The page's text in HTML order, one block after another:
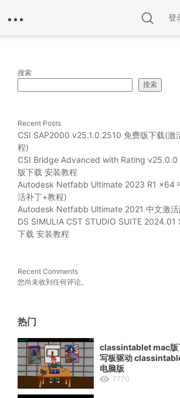
登
搜索
搜索
Recent Posts
CSI SAP2000 v25.1.0.2510 免费版下载(激
程)
CSI Bridge Advanced with Rating v25.0.0
版下载 安装教程
Autodesk Netfabb Ultimate 2023 R1 x64
活补丁+教程)
Autodesk Netfabb Ultimate 2021 中文激活
DS SIMULIA CST STUDIO SUITE 2024.01
下载 安装教程
Recent Comments
您尚未收到任何评论。
热门
classintablet mac版
写板驱动
电脑版
7770